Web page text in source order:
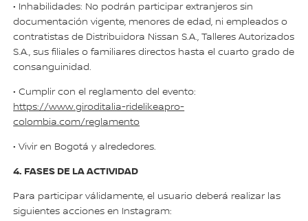
• Inhabilidades: No podrán participar extranjeros sin
documentación vigente, menores de edad, ni empleados o
contratistas de Distribuidora Nissan S.A., Talleres Autorizados
S.A., sus filiales o familiares directos hasta el cuarto grado de
consanguinidad.
• Cumplir con el reglamento del evento:
https://www.giroditalia-ridelikeapro-
colombia.com/reglamento
• Vivir en Bogotá y alrededores.
4. FASES DE LA ACTIVIDAD
Para participar válidamente, el usuario deberá realizar las
siguientes acciones en Instagram: